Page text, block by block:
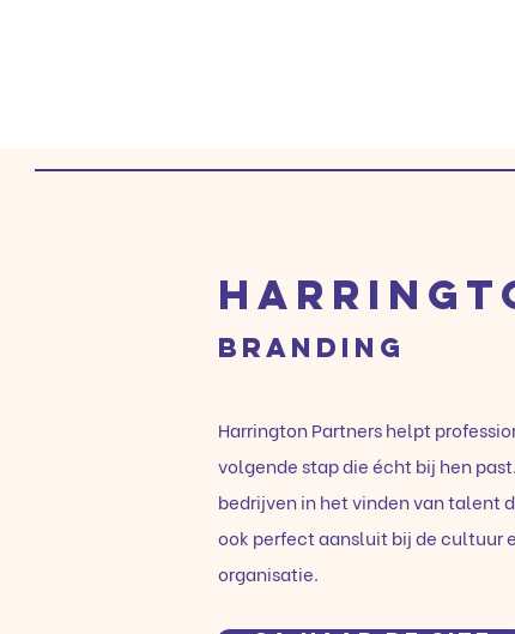
Branding
Harrington Partners helpt
volgende stap die écht bij hen
bedrijven in het vinden van talent
ook perfect aansluit bij de cultuur
organisatie.